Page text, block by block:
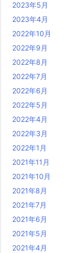
2023年5月
2023年4月
2022年10月
2022年9月
2022年8月
2022年7月
2022年6月
2022年5月
2022年4月
2022年3月
2022年1月
2021年11月
2021年10月
2021年8月
2021年7月
2021年6月
2021年5月
2021年4月